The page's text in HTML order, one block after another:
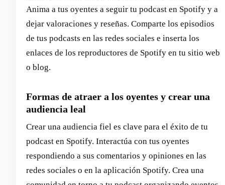
Anima a tus oyentes a seguir tu podcast en Spotify y a
dejar valoraciones y reseñas. Comparte los episodios
de tus podcasts en las redes sociales e inserta los
enlaces de los reproductores de Spotify en tu sitio web
o blog.
Formas de atraer a los oyentes y crear una
audiencia leal
Crear una audiencia fiel es clave para el éxito de tu
podcast en Spotify. Interactúa con tus oyentes
respondiendo a sus comentarios y opiniones en las
redes sociales o en la aplicación Spotify. Crea una